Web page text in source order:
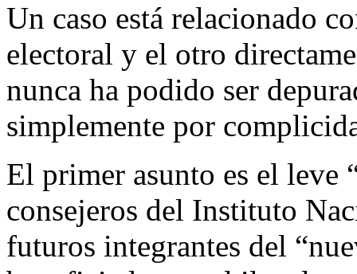
Un caso está relacionado
electoral y el otro
nunca ha podido ser
simplemente por
El primer asunto es el leve
consejeros del Instituto
futuros integrantes del